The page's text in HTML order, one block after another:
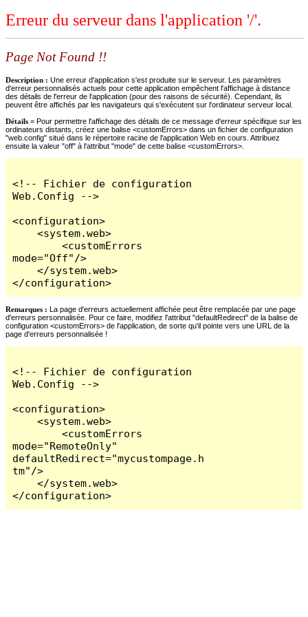
Erreur du serveur dans l'application '/'.
Page Not Found !!
Description : Une erreur d'application s'est produite sur le serveur. Les paramètres
d'erreur personnalisés actuels pour cette application empêchent l'affichage à distance
des détails de l'erreur de l'application (pour des raisons de sécurité). Cependant, ils
peuvent être affichés par les navigateurs qui s'exécutent sur l'ordinateur serveur local.
Détails = Pour permettre l'affichage des détails de ce message d'erreur spécifique sur les
ordinateurs distants, créez une balise <customErrors> dans un fichier de configuration
"web.config" situé dans le répertoire racine de l'application Web en cours. Attribuez
ensuite la valeur "off" à l'attribut "mode" de cette balise <customErrors>.
<!-- Fichier de configuration
Web.Config -->
<configuration>
    <system.web>
        <customErrors
mode="Off"/>
    </system.web>
</configuration>
Remarques : La page d'erreurs actuellement affichée peut être remplacée par une page
d'erreurs personnalisée. Pour ce faire, modifiez l'attribut "defaultRedirect" de la balise de
configuration <customErrors> de l'application, de sorte qu'il pointe vers une URL de la
page d'erreurs personnalisée !
<!-- Fichier de configuration
Web.Config -->
<configuration>
    <system.web>
        <customErrors
mode="RemoteOnly"
defaultRedirect="mycustompage.h
tm"/>
    </system.web>
</configuration>